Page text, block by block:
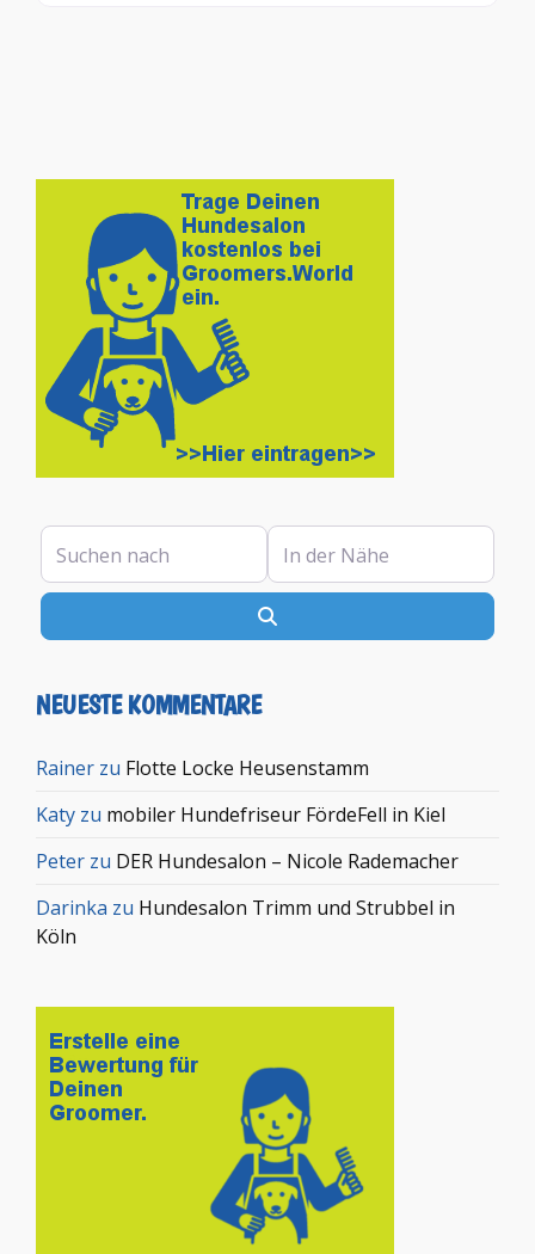
Suchen nach In der Nähe
NEUESTE KOMMENTARE
Rainer zu Flotte Locke Heusenstamm
Katy zu mobiler Hundefriseur FördeFell in Kiel
Peter zu DER Hundesalon – Nicole Rademacher
Darinka zu Hundesalon Trimm und Strubbel in
Köln